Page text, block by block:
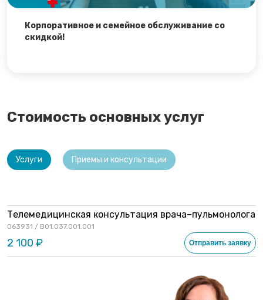
Корпоративное и семейное обслуживание со
скидкой!
Стоимость основных услуг
Услуги Приемы и консультации
Телемедицинская консультация врача–пульмонолога
063931 / B01.037.001.001
2 100 ₽ Отправить заявку